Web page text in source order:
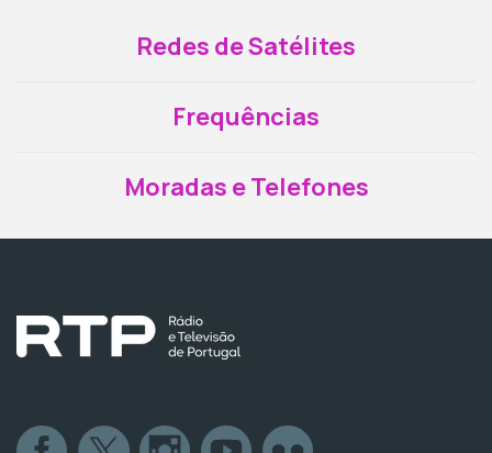
Redes de Satélites
Frequências
Moradas e Telefones